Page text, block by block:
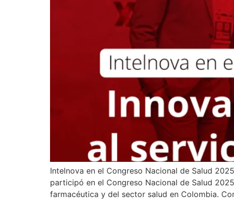
Intelnova en el Congreso Nacional de Salud
participó en el Congreso Nacional de Salud
farmacéutica y del sector salud en Colombia.